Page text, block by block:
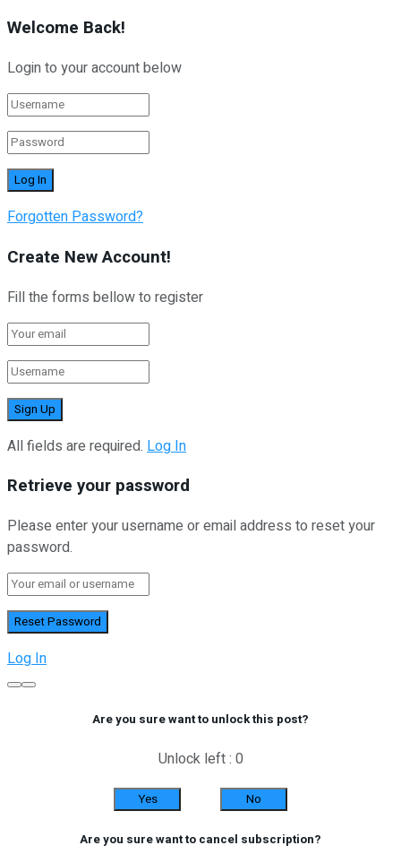
Welcome Back!
Login to your account below
Forgotten Password?
Create New Account!
Fill the forms bellow to register
All fields are required. Log In
Retrieve your password
Please enter your username or email address to reset your
password.
Log In
Are you sure want to unlock this post?
Unlock left : 0
Yes No
Are you sure want to cancel subscription?